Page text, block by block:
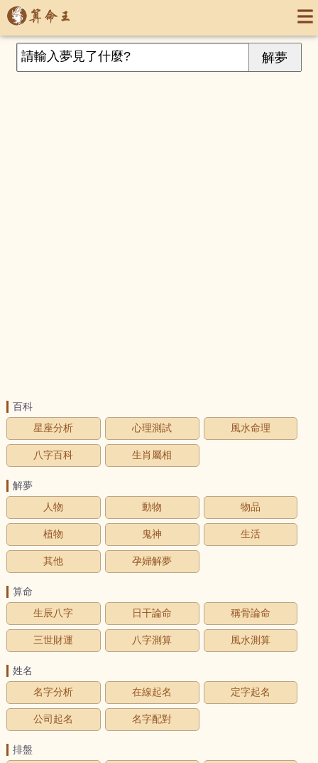
百科
星座分析
心理測試 風水命理
八字百科 生肖屬相
解夢
人物
動物 物品
植物 鬼神 生活
其他 孕婦解夢
算命
生辰八字
日干論命 稱骨論命
三世財運 八字測算 風水測算
姓名
名字分析
在線起名 定字起名
公司起名 名字配對
排盤